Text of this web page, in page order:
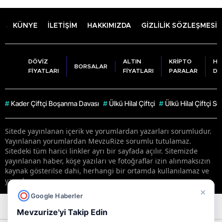
×
Google Haberler
Mevzurize'yi Takip Edin
KÜNYE İLETİŞİM HAKKIMIZDA GİZLİLİK SÖZLEŞMESİ
DÖVİZ
FİYATLARI
BORSALAR
ALTIN
FİYATLARI
KRİPTO
PARALAR
# Kader Çiftçi Boşanma Davası # Ülkü Hilal Çiftçi # Ülkü Hilal Çiftçi
Sitede yayınlanan içerik ve yorumlardan yazarları sorumludur.
Yayınlanan yorumlardan MevzuRize sorumlu tutulamaz.
Sitedeki tüm harici linkler ayrı bir sayfada açılır. Sitemizde
yayınlanan haber, köşe yazıları ve fotoğraflar izin alınmaksızın
kaynak gösterilse dahi, herhangi bir ortamda kullanılamaz ve
yayınlanamaz